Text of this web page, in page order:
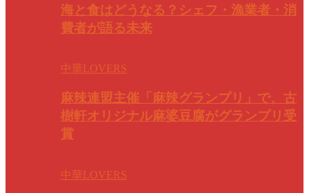
海と食はどうなる？シェフ・漁業者・消
費者が語る未来
中華LOVERS
麻辣連盟主催「麻辣グランプリ」で、古
樹軒オリジナル麻婆豆腐がグランプリ受
賞
中華LOVERS